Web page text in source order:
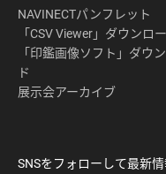
NAVINECTパンフレット
「CSV Viewer」ダウンロ
「印鑑画像ソフト」ダウ
ド
展示会アーカイブ
SNSをフォローして最新